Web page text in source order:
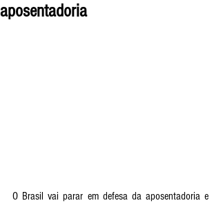
aposentadoria
O Brasil vai parar em defesa da aposentadoria e